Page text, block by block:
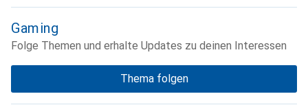
Gaming
Folge Themen und erhalte Updates zu deinen Interessen
Thema folgen